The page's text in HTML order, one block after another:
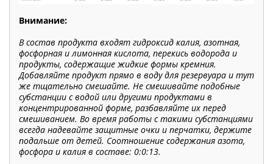
Внимание:
В состав продукта входят гидроксид калия, азотная,
фосфорная и лимонная кислота, перекись водорода и
продукты, содержащие жидкие формы кремния.
Добавляйте продукт прямо в воду для резервуара и тут
же тщательно смешайте. Не смешивайте подобные
субстанции с водой или другими продуктами в
концентрированной форме, разбавляйте их перед
смешиванием. Во время работы с такими субстанциями
всегда надевайте защитные очки и перчатки, держите
подальше от детей. Соотношение содержания азота,
фосфора и калия в составе: 0:0:13.